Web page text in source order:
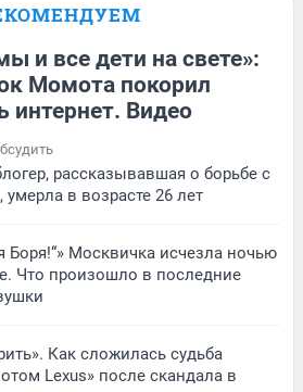
и все дети на свете»:
Момота покорил
интернет. Видео
рассказывавшая о борьбе с
в возрасте 26 лет
Боря!“» Москвичка исчезла ночью
Что произошло в последние
Как сложилась судьба
Lexus» после скандала в